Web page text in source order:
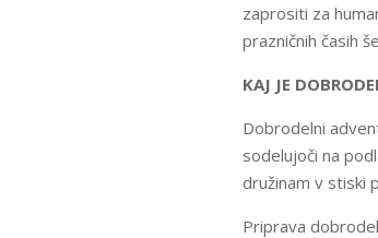
zaprositi za
prazničnih časih
KAJ JE
Dobrodelni
sodelujoči na
družinam v stiski
Priprava